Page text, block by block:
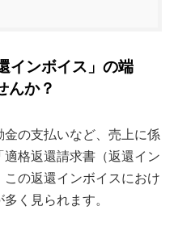
インボイス」の端
んか？
の支払いなど、売上に係
格返還請求書（返還イン
の返還インボイスにおけ
く見られます。